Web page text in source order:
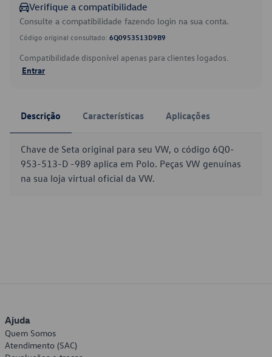
Verifique a compatibilidade
Consulte a compatibilidade fazendo login na sua conta.
Código original consultado: 6Q0953513D9B9
Compatibilidade disponível apenas para clientes logados.
Entrar
Descrição Características Aplicações
Chave de Seta original para seu VW, o código 6Q0-
953-513-D -9B9 aplica em Polo. Peças VW genuínas
na sua loja virtual oficial da VW.
Ajuda
Quem Somos
Atendimento (SAC)